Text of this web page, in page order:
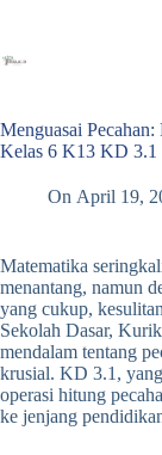
content
Menguasai
Kelas 6 K13 KD 3.1
On April 19,
Matematika
menantang, namun
yang cukup,
Sekolah Dasar,
mendalam tentang
krusial. KD 3.1,
operasi hitung
ke jenjang